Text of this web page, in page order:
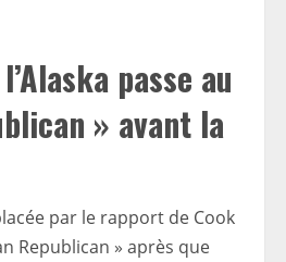
passe au
» avant la
par le rapport de Cook
Republican » après que